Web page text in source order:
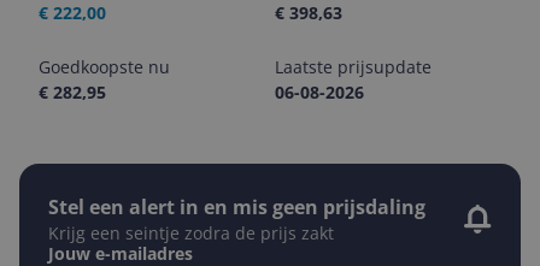
€ 222,00
€ 398,63
Goedkoopste nu
€ 282,95
Laatste prijsupdate
06-08-2026
Stel een alert in en mis geen prijsdaling
Krijg een seintje zodra de prijs zakt
Jouw e-mailadres